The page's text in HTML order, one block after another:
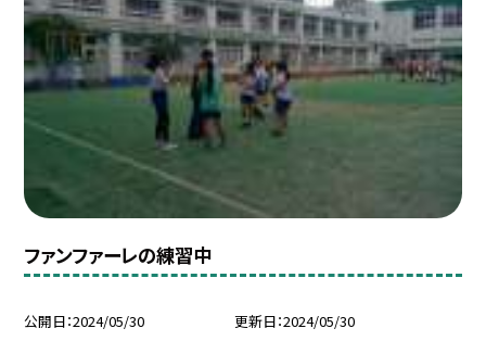
ファンファーレの練習中
公開日 2024/05/30 更新日 2024/05/30